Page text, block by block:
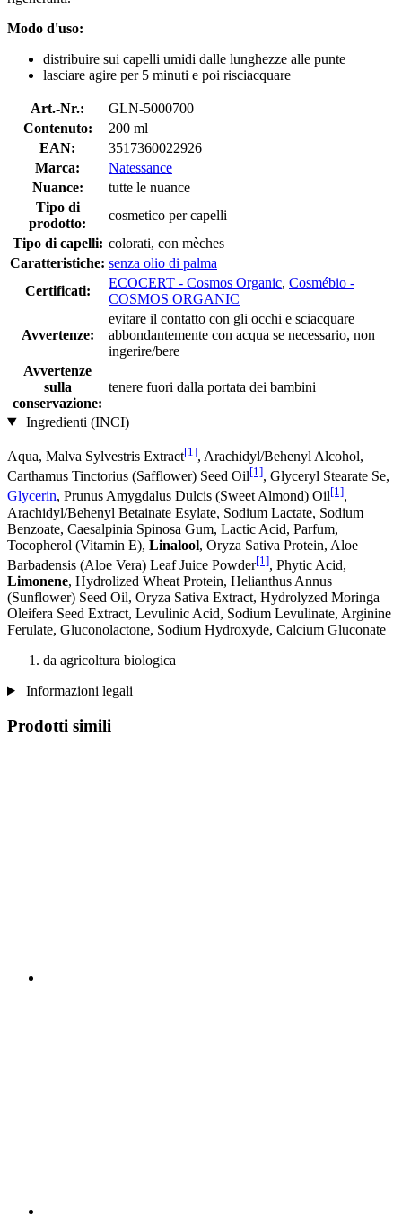
Modo d'uso:
distribuire sui capelli umidi dalle lunghezze alle punte
lasciare agire per 5 minuti e poi risciacquare
Art.-Nr.:
GLN-5000700
Contenuto:
200 ml
EAN:
3517360022926
Marca:
Natessance
Nuance:
tutte le nuance
Tipo di
prodotto:
cosmetico per capelli
Tipo di capelli: colorati, con mèches
Caratteristiche: senza olio di palma
Certificati:
ECOCERT - Cosmos Organic, Cosmébio -
COSMOS ORGANIC
Avvertenze:
evitare il contatto con gli occhi e sciacquare
abbondantemente con acqua se necessario, non
ingerire/bere
Avvertenze
sulla
conservazione:
tenere fuori dalla portata dei bambini
Ingredienti (INCI)
Aqua, Malva Sylvestris Extract[1], Arachidyl/Behenyl Alcohol,
Carthamus Tinctorius (Safflower) Seed Oil[1], Glyceryl Stearate Se,
Glycerin, Prunus Amygdalus Dulcis (Sweet Almond) Oil[1],
Arachidyl/Behenyl Betainate Esylate, Sodium Lactate, Sodium
Benzoate, Caesalpinia Spinosa Gum, Lactic Acid, Parfum,
Tocopherol (Vitamin E), Linalool, Oryza Sativa Protein, Aloe
Barbadensis (Aloe Vera) Leaf Juice Powder[1], Phytic Acid,
Limonene, Hydrolized Wheat Protein, Helianthus Annus
(Sunflower) Seed Oil, Oryza Sativa Extract, Hydrolyzed Moringa
Oleifera Seed Extract, Levulinic Acid, Sodium Levulinate, Arginine
Ferulate, Gluconolactone, Sodium Hydroxyde, Calcium Gluconate
da agricoltura biologica
Informazioni legali
Prodotti simili